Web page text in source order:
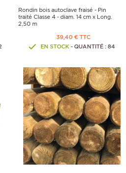
Rondin bois autoclave fraisé - Pin
traité Classe 4 - diam. 14 cm x Long.
2,50 m
39,40 € TTC
EN STOCK - QUANTITÉ : 84